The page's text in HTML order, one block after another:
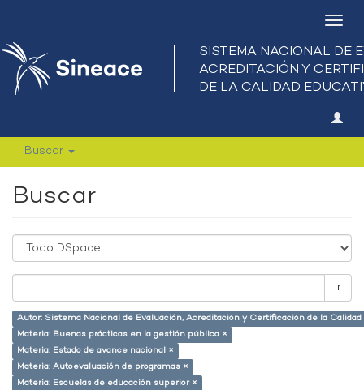
Buscar
Buscar
Ir
Autor: Sistema Nacional de Evaluación, Acreditación y Certificación de la
Materia: Buenas prácticas en la gestión pública ×
Materia: Estado de avance nacional ×
Materia: Autoevaluación de programas ×
Materia: Escuelas de educación superior ×